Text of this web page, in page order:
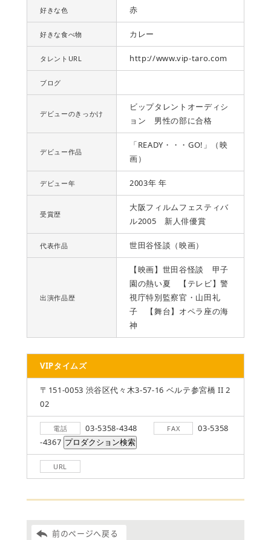
好きな色 赤
好きな食べ物 カレー
タレントURL http://www.vip-taro.com
ブログ
デビューのきっかけ
ビップタレントオーディシ
ョン 男性の部に合格
デビュー作品
「READY・・・GO!」（映
画）
デビュー年 2003年 年
受賞歴
大阪フィルムフェスティバ
ル2005 新人俳優賞
代表作品 世田谷怪談（映画）
出演作品歴
【映画】世田谷怪談 甲子
園の熱い夏 【テレビ】警
視庁特別監察官・山田礼
子 【舞台】オペラ座の海
神
VIPタイムズ
〒151-0053 渋谷区代々木3-57-16 ベルテ参宮橋 II 2
02
電話 03-5358-4348 FAX
03-5358
-4367
URL
前のページへ戻る